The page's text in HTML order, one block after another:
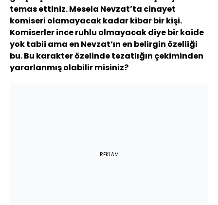
temas ettiniz. Mesela Nevzat’ta cinayet
komiseri olamayacak kadar kibar bir kişi.
Komiserler ince ruhlu olmayacak diye bir kaide
yok tabii ama en Nevzat’ın en belirgin özelliği
bu. Bu karakter özelinde tezatlığın çekiminden
yararlanmış olabilir misiniz?
REKLAM